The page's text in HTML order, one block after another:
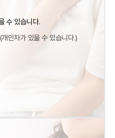
수 있습니다.
(개인차가 있을 수 있습니다.)